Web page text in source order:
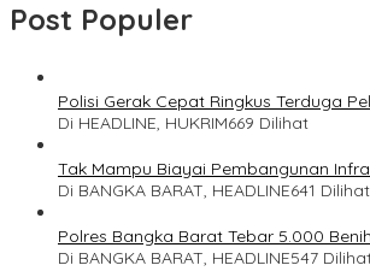
Post Populer
Polisi Gerak Cepat Ringkus Terduga
Di HEADLINE, HUKRIM669 Dilihat
Tak Mampu Biayai Pembangunan
Di BANGKA BARAT, HEADLINE641 Dilihat
Polres Bangka Barat Tebar 5.000
Di BANGKA BARAT, HEADLINE547